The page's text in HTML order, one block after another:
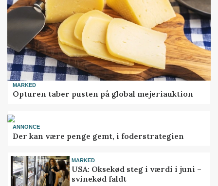
MARKED
Opturen taber pusten på global mejeriauktion
ANNONCE
Der kan være penge gemt, i foderstrategien
MARKED
USA: Oksekød steg i værdi i juni –
svinekød faldt